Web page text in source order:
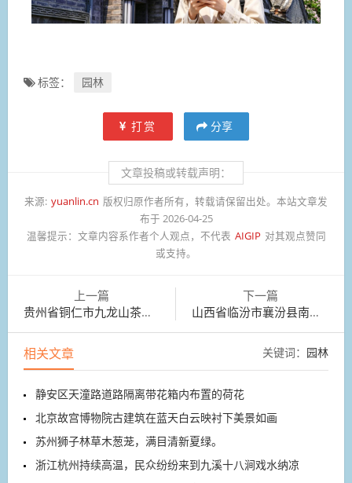
标签： 园林
打赏 分享
文章投稿或转载声明：
来源: yuanlin.cn 版权归原作者所有，转载请保留出处。本站文章发
布于 2026-04-25
温馨提示： 文章内容系作者个人观点，不代表 AIGIP 对其观点赞同
或支持。
上一篇
贵州省铜仁市九龙山茶园里，游客在采摘茶叶
下一篇
山西省临汾市襄汾县南贾镇下尉村，农户在采收芦笋
相关文章 关键词： 园林
静安区天潼路道路隔离带花箱内布置的荷花
北京故宫博物院古建筑在蓝天白云映衬下美景如画
苏州狮子林草木葱茏，满目清新夏绿。
浙江杭州持续高温，民众纷纷来到九溪十八涧戏水纳凉